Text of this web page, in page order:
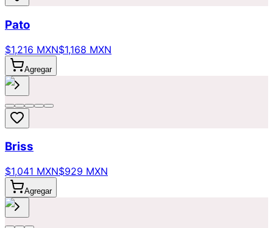
Pato
$1,216 MXN$1,168 MXN
Agregar
Briss
$1,041 MXN$929 MXN
Agregar